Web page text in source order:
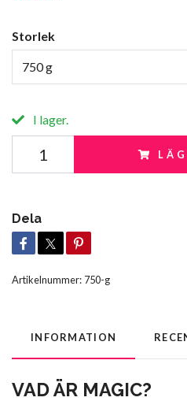
Storlek
750 g
I lager.
Dela
Artikelnummer: 750-g
INFORMATION
VAD ÄR MAGIC?